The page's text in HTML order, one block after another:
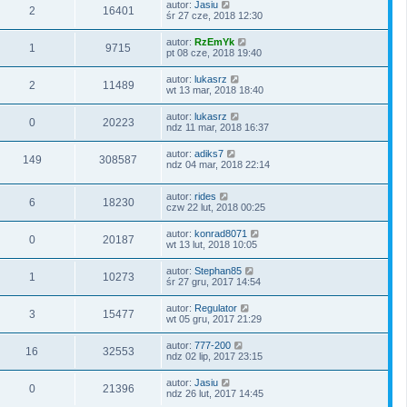
2 16401 autor: Jasiu
śr 27 cze, 2018 12:30
1 9715 autor: RzEmYk
pt 08 cze, 2018 19:40
2 11489 autor: lukasrz
wt 13 mar, 2018 18:40
0 20223 autor: lukasrz
ndz 11 mar, 2018 16:37
149 308587 autor: adiks7
ndz 04 mar, 2018 22:14
6 18230 autor: rides
czw 22 lut, 2018 00:25
0 20187 autor: konrad8071
wt 13 lut, 2018 10:05
1 10273 autor: Stephan85
śr 27 gru, 2017 14:54
3 15477 autor: Regulator
wt 05 gru, 2017 21:29
16 32553 autor: 777-200
ndz 02 lip, 2017 23:15
0 21396 autor: Jasiu
ndz 26 lut, 2017 14:45